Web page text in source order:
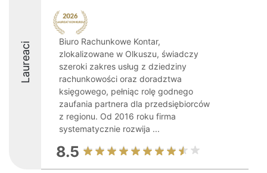
Laureaci
Biuro Rachunkowe Kontar,
zlokalizowane w Olkuszu, świadczy
szeroki zakres usług z dziedziny
rachunkowości oraz doradztwa
księgowego, pełniąc rolę godnego
zaufania partnera dla przedsiębiorców
z regionu. Od 2016 roku firma
systematycznie rozwija ...
8.5